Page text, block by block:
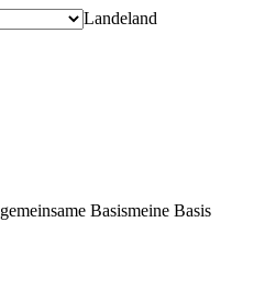
Landeland
gemeinsame Basismeine Basis